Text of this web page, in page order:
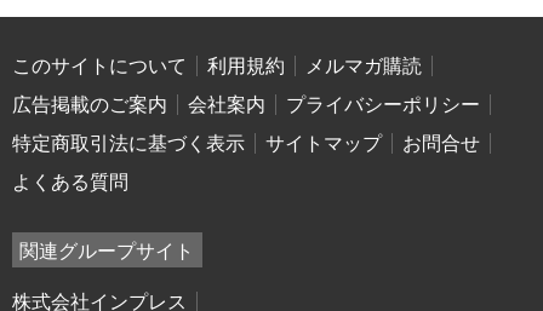
このサイトについて 利用規約
メルマガ購読
広告掲載のご案内
会社案内
プライバシーポリシー
特定商取引法に基づく表示
サイトマップ
お問合せ
よくある質問
関連グループサイト
株式会社インプレス